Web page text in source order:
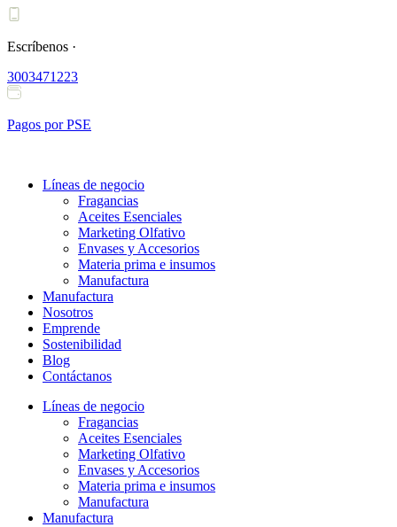
Ir
contenido
Escríbenos ·
3003471223
Pagos por PSE
Líneas de negocio
Fragancias
Aceites Esenciales
Marketing Olfativo
Envases y Accesorios
Materia prima e insumos
Manufactura
Manufactura
Nosotros
Emprende
Sostenibilidad
Blog
Contáctanos
Líneas de negocio
Fragancias
Aceites Esenciales
Marketing Olfativo
Envases y Accesorios
Materia prima e insumos
Manufactura
Manufactura